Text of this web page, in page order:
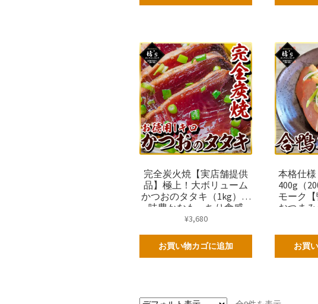
完全炭火焼【実店舗提供
品】極上！大ボリューム
かつおのタタキ（1kg）風
味豊かなもっちり食感
【鰹/たたき/訳あり/業務
フト/プレゼント/坊主】
¥3,680
お買い物カゴに追加
本格仕様
400g（
モーク
おつま
パーテ
お買